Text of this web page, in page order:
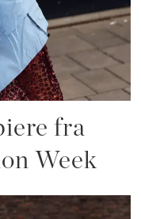
fra
Week